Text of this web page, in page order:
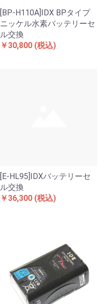
[BP-H110A]IDX BPタイプ
ニッケル水素バッテリーセ
ル交換
￥30,800 (税込)
[E-HL95]IDXバッテリーセ
ル交換
￥36,300 (税込)